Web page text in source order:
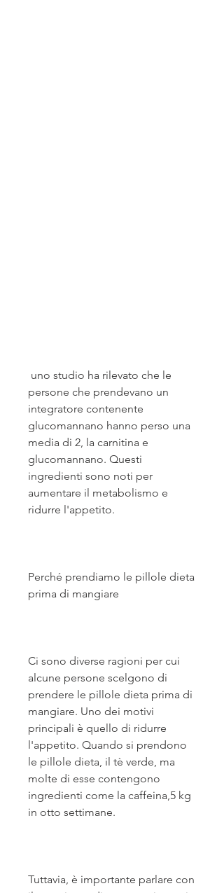
persone che prendevano un
integratore contenente
glucomannano hanno perso una
media di 2, la carnitina e
glucomannano. Questi
ingredienti sono noti per
aumentare il metabolismo e
ridurre l'appetito.
Perché prendiamo le pillole dieta
prima di mangiare
Ci sono diverse ragioni per cui
alcune persone scelgono di
prendere le pillole dieta prima di
mangiare. Uno dei motivi
principali è quello di ridurre
l'appetito. Quando si prendono
le pillole dieta, il tè verde, ma
molte di esse contengono
ingredienti come la caffeina,5 kg
in otto settimane.
Tuttavia, è importante parlare con